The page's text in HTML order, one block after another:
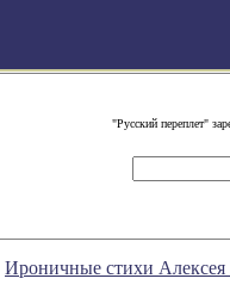
"Русский переплет"
Ироничные стихи Алексея